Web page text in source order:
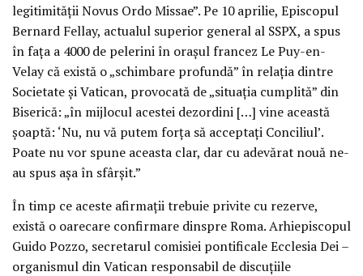
legitimității Novus Ordo Missae”. Pe 10 aprilie, Episcopul
Bernard Fellay, actualul superior general al SSPX, a spus
în fața a 4000 de pelerini în orașul francez Le Puy-en-
Velay că există o „schimbare profundă” în relația dintre
Societate și Vatican, provocată de „situația cumplită” din
Biserică: „în mijlocul acestei dezordini […] vine această
șoaptă: ‘Nu, nu vă putem forța să acceptați Conciliul’.
Poate nu vor spune aceasta clar, dar cu adevărat nouă ne-
au spus așa în sfârșit.”
În timp ce aceste afirmații trebuie privite cu rezerve,
există o oarecare confirmare dinspre Roma. Arhiepiscopul
Guido Pozzo, secretarul comisiei pontificale Ecclesia Dei –
organismul din Vatican responsabil de discuțiile